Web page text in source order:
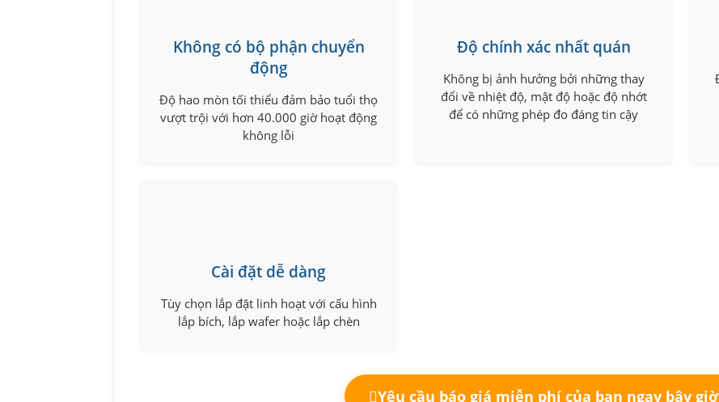
Không có bộ phận chuyển
động
Độ hao mòn tối thiểu đảm bảo tuổi thọ
vượt trội với hơn 40.000 giờ hoạt động
không lỗi
Độ chính xác nhất quán
Không bị ảnh hưởng bởi những thay
đổi về nhiệt độ, mật độ hoặc độ nhớt
để có những phép đo đáng tin cậy
Cài đặt dễ dàng
Tùy chọn lắp đặt linh hoạt với cấu hình
lắp bích, lắp wafer hoặc lắp chèn
Yêu cầu báo giá miễn phí của bạn ngay bây giờ